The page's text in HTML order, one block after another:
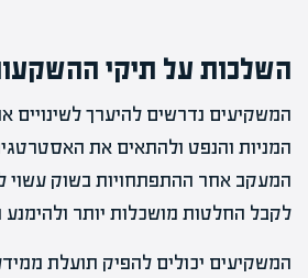
השלכות על תיקי
המשקיעים נדרשים להיערך לשינויים
המניות והנפט ולהתאים את
המעקב אחר ההתפתחויות בשוק עשוי
לקבל החלטות מושכלות יותר
המשקיעים יכולים להפיק תועלת